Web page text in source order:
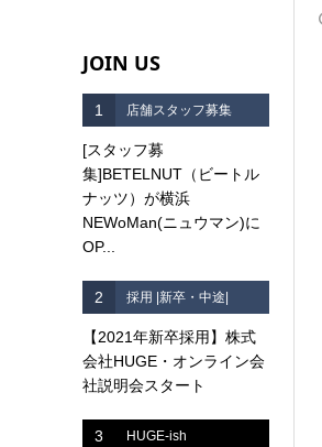
JOIN US
1 店舗スタッフ募集
[スタッフ募
集]BETELNUT（ビートル
ナッツ）が横浜
NEWoMan(ニュウマン)に
OP...
2 採用 |新卒・中途|
【2021年新卒採用】株式
会社HUGE・オンライン会
社説明会スタート
3 HUGE-ish